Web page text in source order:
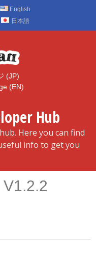
English
日本語
(JP)
(EN)
Hub
Here you can find
info to get you